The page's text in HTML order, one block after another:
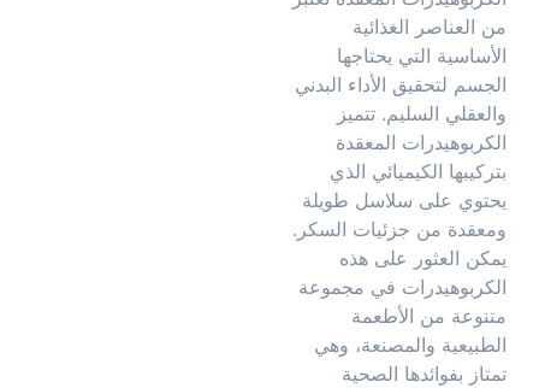
من العناصر الغذائية
الأساسية التي يحتاجها
الجسم لتحقيق الأداء البدني
والعقلي السليم. تتميز
الكربوهيدرات المعقدة
بتركيبها الكيميائي الذي
يحتوي على سلاسل طويلة
ومعقدة من جزئيات السكر.
يمكن العثور على هذه
الكربوهيدرات في مجموعة
متنوعة من الأطعمة
الطبيعية والمصنعة، وهي
تمتاز بفوائدها الصحية